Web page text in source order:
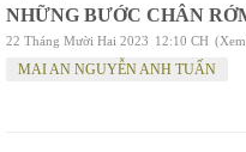
NHỮNG BƯỚC CHÂN
22 Tháng Mười Hai 2023 12:10 CH
MAI AN NGUYỄN ANH TUẤN